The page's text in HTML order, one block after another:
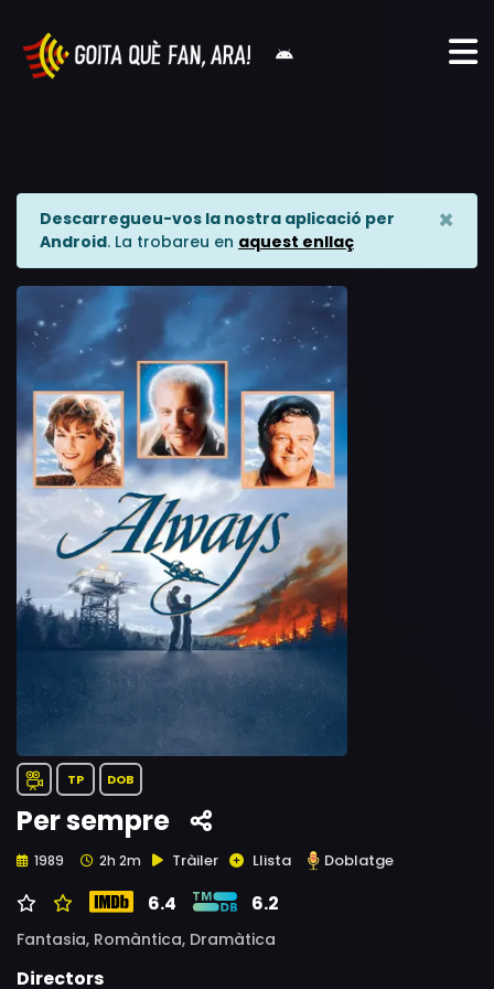
Descarregueu-vos la nostra aplicació per
Android. La trobareu en aquest enllaç
×
TP DOB
Per sempre
1989 2h 2m Tràiler Llista Doblatge
6.4 6.2
Fantasia, Romàntica, Dramàtica
Directors